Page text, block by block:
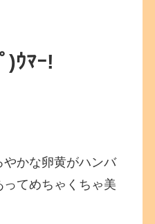
)ｳﾏｰ!
かな卵黄がハンバ
てめちゃくちゃ美